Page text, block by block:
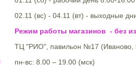
02.11 (вс) - 04.11 (вт) - выходные
Режим работы магазинов - без
ТЦ "РИО", павильон №17 (Иваново,
пн-вс: 8.00 – 19.00 (мск)